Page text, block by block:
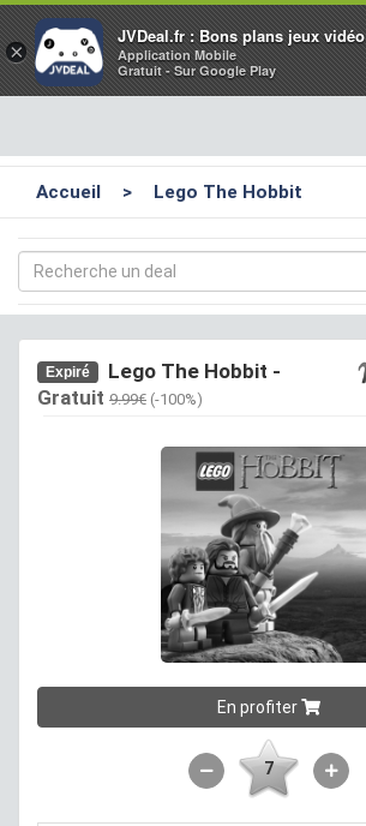
×
JVDeal.fr : Bons plans jeux vidéo
Application Mobile
Gratuit - Sur Google Play
Accueil > Lego The Hobbit
Expiré Lego The Hobbit -
Gratuit 9.99€ (-100%)
En profiter
7